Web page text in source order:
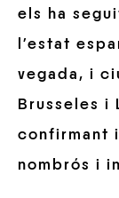
els ha
l’estat
vegada, i
Brusseles i
confirmant
nombrós i